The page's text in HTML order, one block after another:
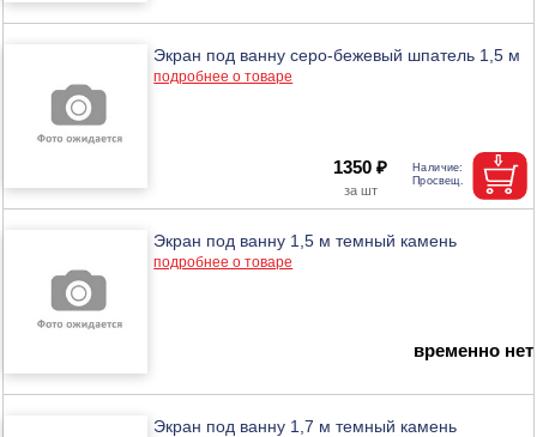
Экран под ванну серо-бежевый шпатель 1,5 м
подробнее о товаре
1350 ₽
Экран под ванну 1,5 м темный камень
подробнее о товаре
временно нет
Экран под ванну 1,7 м темный камень